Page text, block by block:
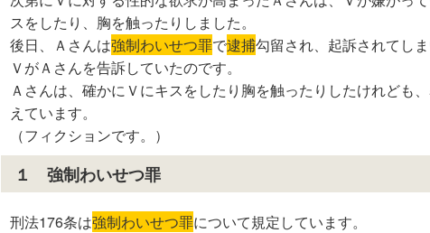
スをしたり、胸を触ったりしました。
後日、Ａさんは強制わいせつ罪で逮捕勾留され、起訴されてしま
ＶがＡさんを告訴していたのです。
Ａさんは、確かにＶにキスをしたり胸を触ったりしたけれども
えています。
（フィクションです。）
１ 強制わいせつ罪
刑法176条は強制わいせつ罪について規定しています。